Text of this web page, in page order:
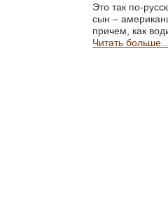
Это так по-
сын –
причем, как
Читать больше...